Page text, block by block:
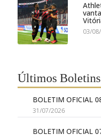
03/
Últimos Boletins
BOLETIM OFICIAL
31/07/2026
BOLETIM OFICIAL